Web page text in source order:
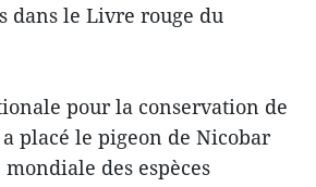
dans le Livre rouge du
pour la conservation de
placé le pigeon de Nicobar
des espèces